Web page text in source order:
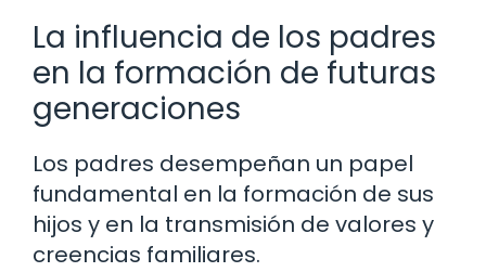
La influencia de los padres
en la formación de futuras
generaciones
Los padres desempeñan un papel
fundamental en la formación de sus
hijos y en la transmisión de valores y
creencias familiares.